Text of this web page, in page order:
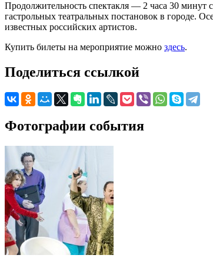
Продолжительность спектакля — 2 часа 30
гастрольных театральных постановок в городе.
известных российских артистов.
Купить билеты на мероприятие можно здесь.
Поделиться ссылкой
Фотографии события